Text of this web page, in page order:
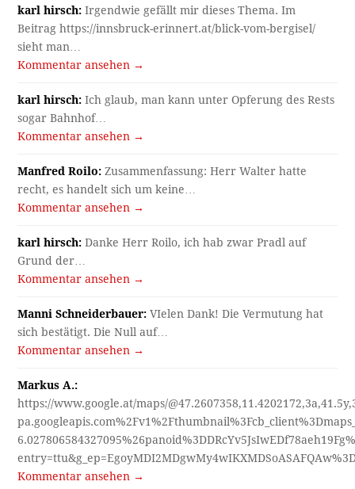
karl hirsch: Irgendwie gefällt mir dieses Thema. Im
Beitrag https://innsbruck-erinnert.at/blick-vom-bergisel/
sieht man…
Kommentar ansehen →
karl hirsch: Ich glaub, man kann unter Opferung des Rests
sogar Bahnhof…
Kommentar ansehen →
Manfred Roilo: Zusammenfassung: Herr Walter hatte
recht, es handelt sich um keine…
Kommentar ansehen →
karl hirsch: Danke Herr Roilo, ich hab zwar Pradl auf
Grund der…
Kommentar ansehen →
Manni Schneiderbauer: VIelen Dank! Die Vermutung hat
sich bestätigt. Die Null auf…
Kommentar ansehen →
Markus A.:
https://www.google.at/maps/
Kommentar ansehen →